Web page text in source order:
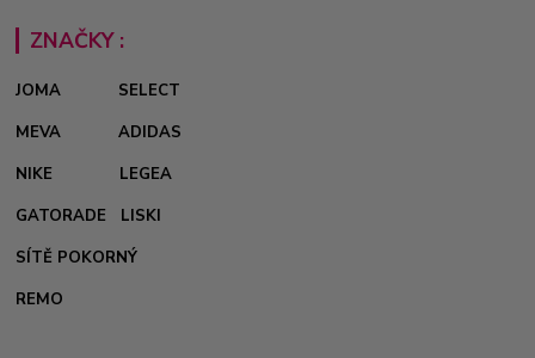
ZNAČKY :
JOMA
SELECT
MEVA
ADIDAS
NIKE
LEGEA
GATORADE
LISKI
SÍTĚ POKORNÝ
REMO